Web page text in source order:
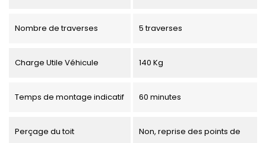
Nombre de traverses 5 traverses
Charge Utile Véhicule 140 Kg
Temps de montage indicatif 60 minutes
Perçage du toit
Non, reprise des points de